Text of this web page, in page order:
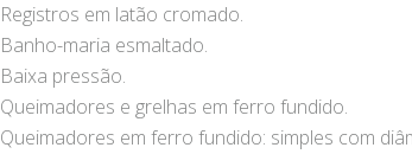
Registros em latão cromado.
Banho-maria esmaltado.
Baixa pressão.
Queimadores e grelhas em ferro fundido.
Queimadores em ferro fundido: simples com